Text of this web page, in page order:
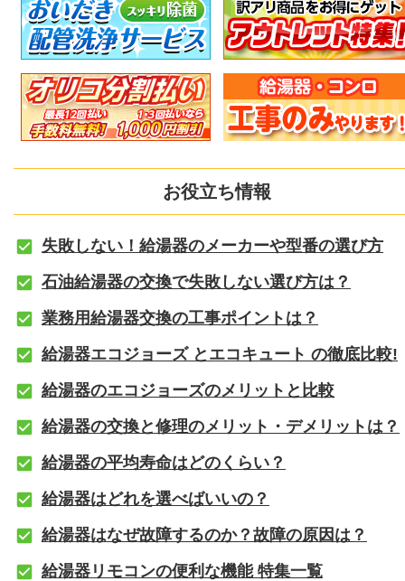
お役立ち情報
失敗しない！給湯器のメーカーや型番の選び方
石油給湯器の交換で失敗しない選び方は？
業務用給湯器交換の工事ポイントは？
給湯器エコジョーズ とエコキュート の徹底比較!
給湯器のエコジョーズのメリットと比較
給湯器の交換と修理のメリット・デメリットは？
給湯器の平均寿命はどのくらい？
給湯器はどれを選べばいいの？
給湯器はなぜ故障するのか？故障の原因は？
給湯器リモコンの便利な機能 特集一覧